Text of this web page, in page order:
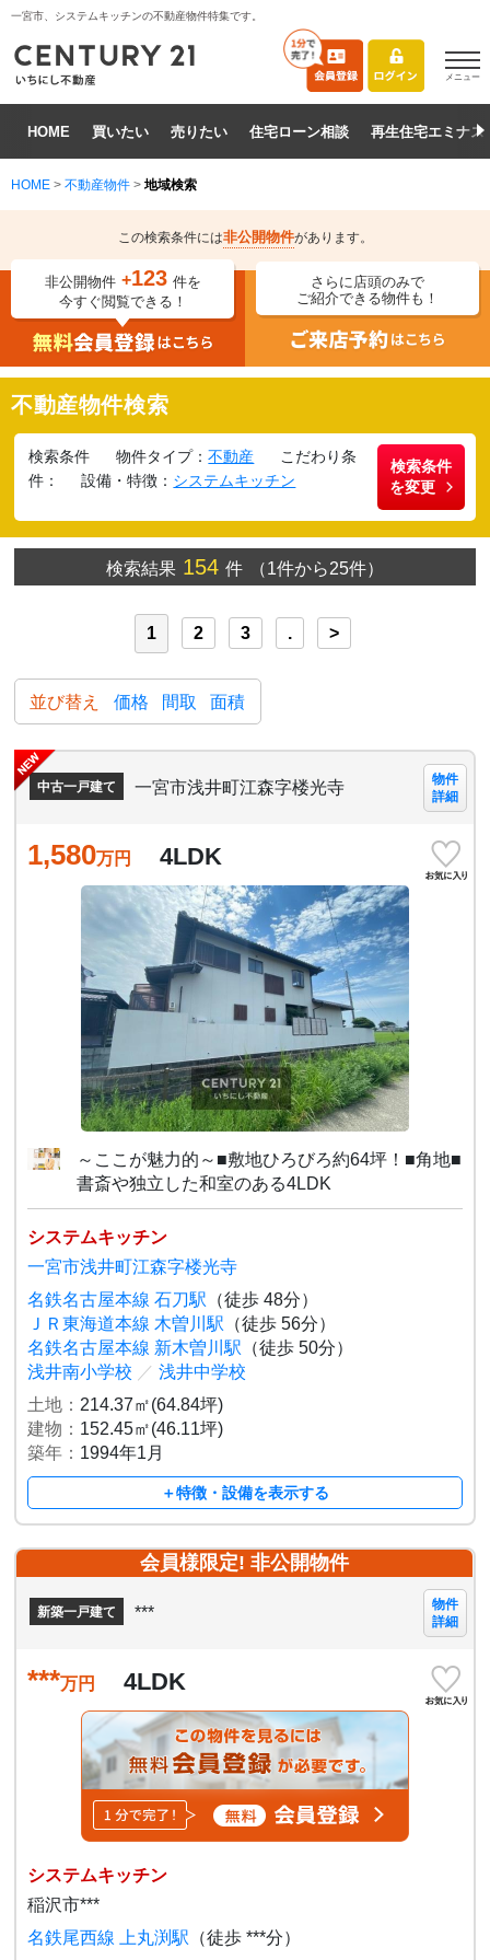
一宮市、システムキッチンの不動産物件特集です。
メニュー
HOME 買いたい 売りたい 住宅ローン相談 再生住宅エミナス
HOME > 不動産物件 > 地域検索
この検索条件には非公開物件があります。
非公開物件 +123 件を
今すぐ閲覧できる！
さらに店頭のみで
ご紹介できる物件も！
不動産物件検索
検索条件 物件タイプ：不動産
こだわり条
件：
設備・特徴： システムキッチン
検索条件
を変更
検索結果 154 件 （1件から25件）
1 2 3 . >
並び替え 価格 間取 面積
中古一戸建て 一宮市浅井町江森字楼光寺
物件
詳細
1,580万円 4LDK
～ここが魅力的～■敷地ひろびろ約64坪！■角地■
書斎や独立した和室のある4LDK
システムキッチン
一宮市浅井町江森字楼光寺
名鉄名古屋本線 石刀駅 （徒歩 48分）
ＪＲ東海道本線 木曽川駅 （徒歩 56分）
名鉄名古屋本線 新木曽川駅 （徒歩 50分）
浅井南小学校 ／ 浅井中学校
土地： 214.37㎡(64.84坪)
建物： 152.45㎡(46.11坪)
築年： 1994年1月
＋特徴・設備を表示する
会員様限定! 非公開物件
新築一戸建て ***
物件
詳細
***万円 4LDK
システムキッチン
稲沢市***
名鉄尾西線 上丸渕駅 （徒歩 ***分）